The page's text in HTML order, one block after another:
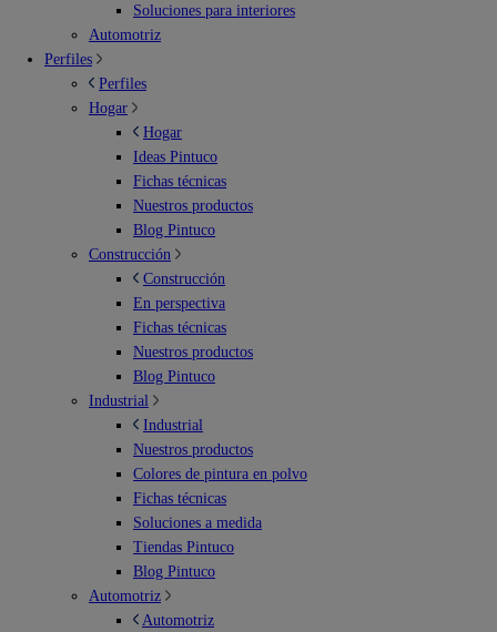
Soluciones para interiores
Automotriz
Perfiles
Perfiles
Hogar
Hogar
Ideas Pintuco
Fichas técnicas
Nuestros productos
Blog Pintuco
Construcción
Construcción
En perspectiva
Fichas técnicas
Nuestros productos
Blog Pintuco
Industrial
Industrial
Nuestros productos
Colores de pintura en polvo
Fichas técnicas
Soluciones a medida
Tiendas Pintuco
Blog Pintuco
Automotriz
Automotriz